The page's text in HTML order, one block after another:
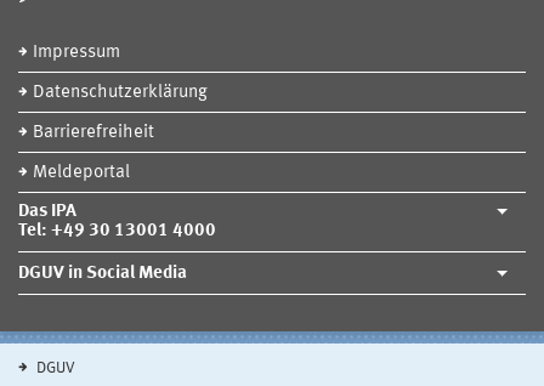
Impressum
Datenschutzerklärung
Barrierefreiheit
Meldeportal
Das IPA
Tel: +49 30 13001 4000
DGUV in Social Media
DGUV